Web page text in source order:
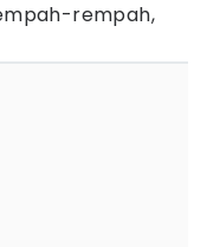
rempah,